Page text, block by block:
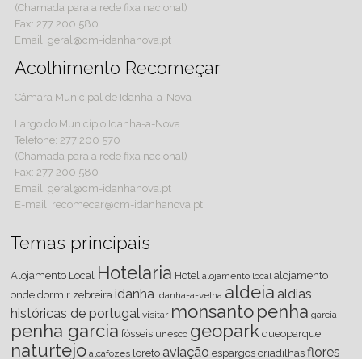
(Chamada para a rede fixa nacional)
Fax: 277 200 580
Email: geral@cm-idanhanova.pt
Acolhimento Recomeçar
Câmara Municipal de Idanha-a-Nova
Largo do Município Idanha-a-Nova
Telefone: 277 200 570
(Chamada para a rede fixa nacional)
Fax: 277 200 580
Email: geral@cm-idanhanova.pt
E-mail: recomecar@cm-idanhanova.pt
Temas principais
Alojamento Local Hotelaria Hotel alojamento local alojamento
onde dormir zebreira idanha idanha-a-velha aldeia aldias
históricas de portugal visitar monsantopenha garcia
penha garcia fósseis unesco geopark queoparque
naturtejo alcafozes loreto aviação espargos criadilhas flores